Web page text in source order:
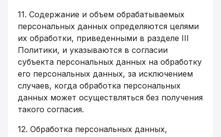
11. Содержание и объем обрабатываемых
персональных данных определяются целями
их обработки, приведенными в разделе III
Политики, и указываются в согласии
субъекта персональных данных на обработку
его персональных данных, за исключением
случаев, когда обработка персональных
данных может осуществляться без получения
такого согласия.
12. Обработка персональных данных,